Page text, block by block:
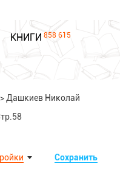
КНИГИ 858 615
> Дашкиев Николай
Сохранить